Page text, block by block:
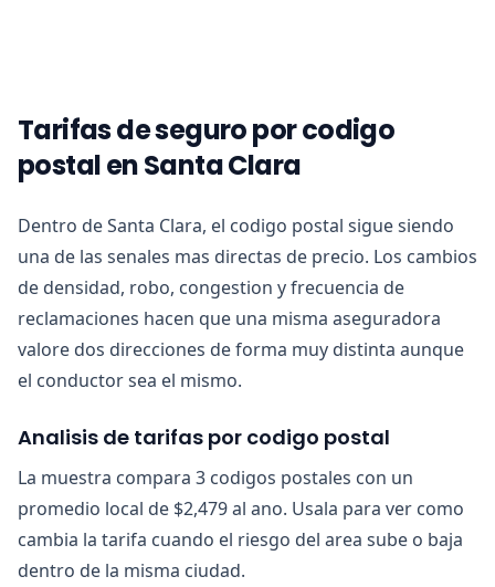
Tarifas de seguro por codigo
postal en Santa Clara
Dentro de Santa Clara, el codigo postal sigue siendo
una de las senales mas directas de precio. Los cambios
de densidad, robo, congestion y frecuencia de
reclamaciones hacen que una misma aseguradora
valore dos direcciones de forma muy distinta aunque
el conductor sea el mismo.
Analisis de tarifas por codigo postal
La muestra compara 3 codigos postales con un
promedio local de $2,479 al ano. Usala para ver como
cambia la tarifa cuando el riesgo del area sube o baja
dentro de la misma ciudad.